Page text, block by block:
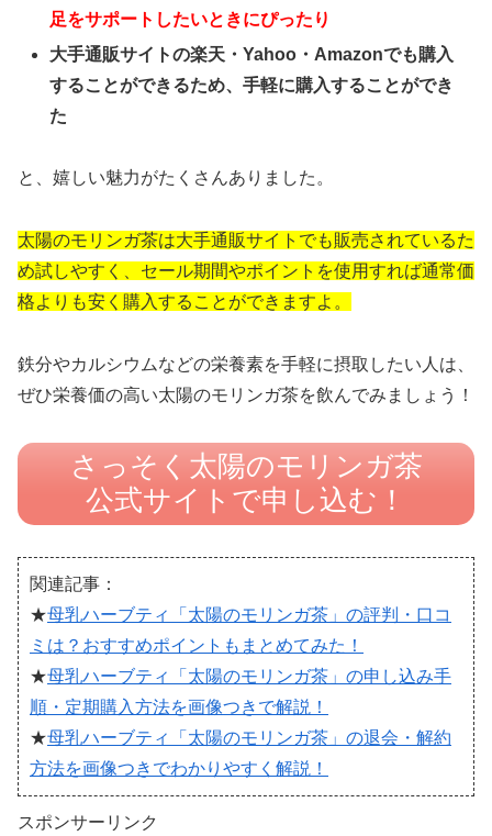
足をサポートしたいときにぴったり
大手通販サイトの楽天・Yahoo・Amazonでも購入
することができるため、手軽に購入することができ
た
と、嬉しい魅力がたくさんありました。
太陽のモリンガ茶は大手通販サイトでも販売されているた
め試しやすく、セール期間やポイントを使用すれば通常価
格よりも安く購入することができますよ。
鉄分やカルシウムなどの栄養素を手軽に摂取したい人は、
ぜひ栄養価の高い太陽のモリンガ茶を飲んでみましょう！
さっそく太陽のモリンガ茶
公式サイトで申し込む！
関連記事：
★母乳ハーブティ「太陽のモリンガ茶」の評判・口コ
ミは？おすすめポイントもまとめてみた！
★母乳ハーブティ「太陽のモリンガ茶」の申し込み手
順・定期購入方法を画像つきで解説！
★母乳ハーブティ「太陽のモリンガ茶」の退会・解約
方法を画像つきでわかりやすく解説！
スポンサーリンク